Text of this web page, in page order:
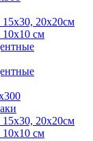
20х20см
10х10 см
20х20см
10х10 см